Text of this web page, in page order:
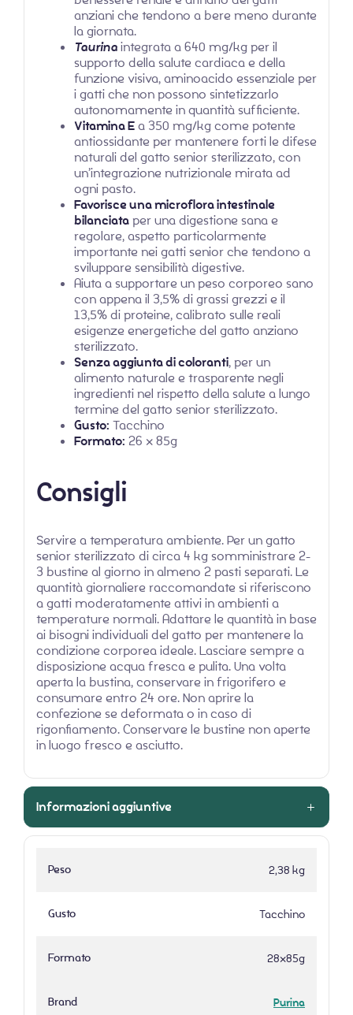
anziani che tendono a bere meno durante
la giornata.
Taurinaintegrata a 640 mg/kg per il
supporto della salute cardiaca e della
funzione visiva, aminoacido essenziale per
i gatti che non possono sintetizzarlo
autonomamente in quantità sufficiente.
Vitamina Ea 350 mg/kg come potente
antiossidante per mantenere forti le difese
naturali del gatto senior sterilizzato, con
un’integrazione nutrizionale mirata ad
ogni pasto.
Favorisce una microflora intestinale
bilanciataper una digestione sana e
regolare, aspetto particolarmente
importante nei gatti senior che tendono a
sviluppare sensibilità digestive.
Aiuta a supportare un peso corporeo sano
con appena il 3,5% di grassi grezzi e il
13,5% di proteine, calibrato sulle reali
esigenze energetiche del gatto anziano
sterilizzato.
Senza aggiunta di coloranti, per un
alimento naturale e trasparente negli
ingredienti nel rispetto della salute a lungo
termine del gatto senior sterilizzato.
Gusto: Tacchino
Formato: 26 x 85g
Consigli
Servire a temperatura ambiente. Per un gatto
senior sterilizzato di circa 4 kg somministrare 2-
3 bustine al giorno in almeno 2 pasti separati. Le
quantità giornaliere raccomandate si riferiscono
a gatti moderatamente attivi in ambienti a
temperature normali. Adattare le quantità in base
ai bisogni individuali del gatto per mantenere la
condizione corporea ideale. Lasciare sempre a
disposizione acqua fresca e pulita. Una volta
aperta la bustina, conservare in frigorifero e
consumare entro 24 ore. Non aprire la
confezione se deformata o in caso di
rigonfiamento. Conservare le bustine non aperte
in luogo fresco e asciutto.
Informazioni aggiuntive
Peso 2,38 kg
Gusto Tacchino
Formato 28x85g
Brand Purina